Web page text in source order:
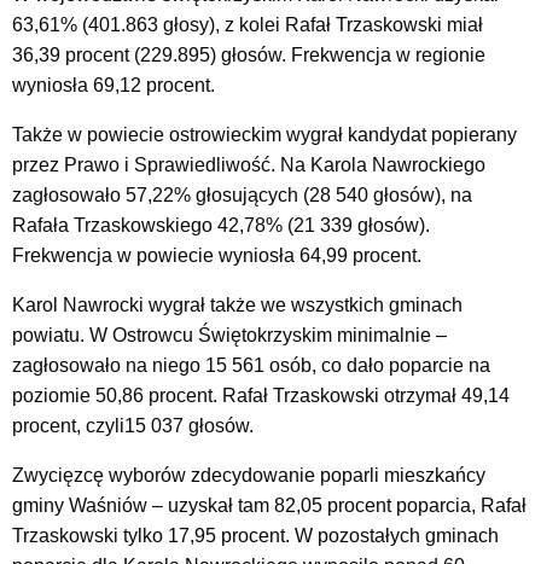
63,61% (401.863 głosy), z kolei Rafał Trzaskowski miał
36,39 procent (229.895) głosów. Frekwencja w regionie
wyniosła 69,12 procent.
Także w powiecie ostrowieckim wygrał kandydat popierany
przez Prawo i Sprawiedliwość. Na Karola Nawrockiego
zagłosowało 57,22% głosujących (28 540 głosów), na
Rafała Trzaskowskiego 42,78% (21 339 głosów).
Frekwencja w powiecie wyniosła 64,99 procent.
Karol Nawrocki wygrał także we wszystkich gminach
powiatu. W Ostrowcu Świętokrzyskim minimalnie –
zagłosowało na niego 15 561 osób, co dało poparcie na
poziomie 50,86 procent. Rafał Trzaskowski otrzymał 49,14
procent, czyli15 037 głosów.
Zwycięzcę wyborów zdecydowanie poparli mieszkańcy
gminy Waśniów – uzyskał tam 82,05 procent poparcia, Rafał
Trzaskowski tylko 17,95 procent. W pozostałych gminach